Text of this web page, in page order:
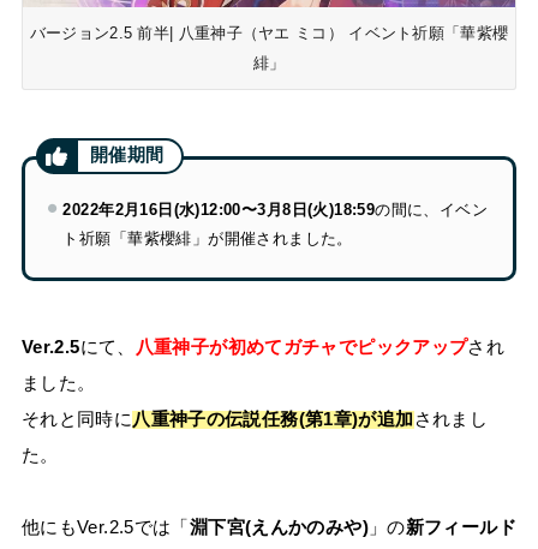
バージョン2.5 前半| 八重神子（ヤエ ミコ） イベント祈願「華紫櫻
緋」
2022年2月16日(水)12:00〜3月8日(火)18:59の間に、イベン
ト祈願「華紫櫻緋」が開催されました。
Ver.2.5にて、 八重神子が初めてガチャでピックアップされ
ました。
それと同時に 八重神子の伝説任務(第1章)が追加 されまし
た。
他にもVer.2.5では「淵下宮(えんかのみや)」の新フィールド